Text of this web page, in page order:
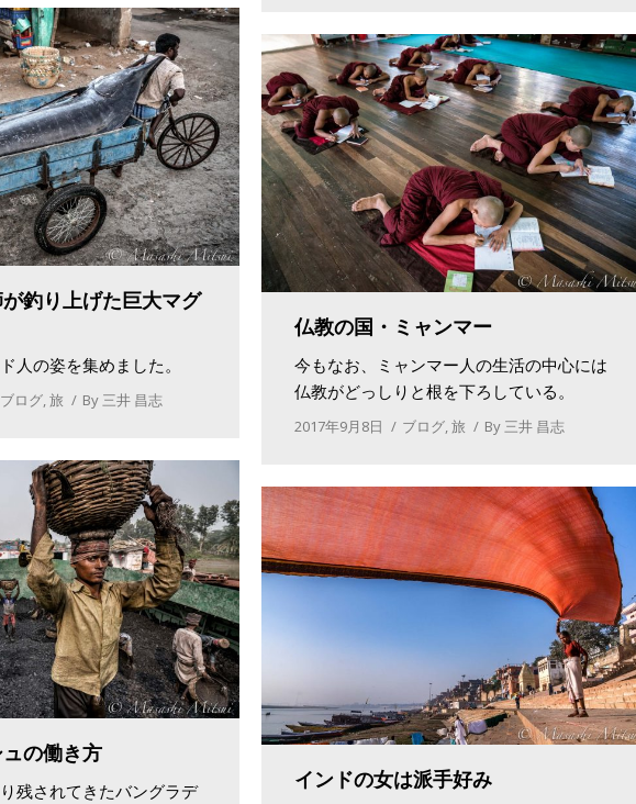
釣り上げた巨大マグ
人の姿を集めました。
ブログ,旅 By 三井 昌志
仏教の国・ミャンマー
今もなお、ミャンマー人の生活の中心には
仏教がどっしりと根を下ろしている。
2017年9月8日 ブログ,旅 By 三井 昌志
の働き方
残されてきたバングラデ
インドの女は派手好み